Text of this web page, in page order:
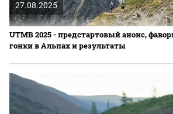
27.08.2025
UTMB 2025 - предстартовый анонс,
гонки в Альпах и результаты